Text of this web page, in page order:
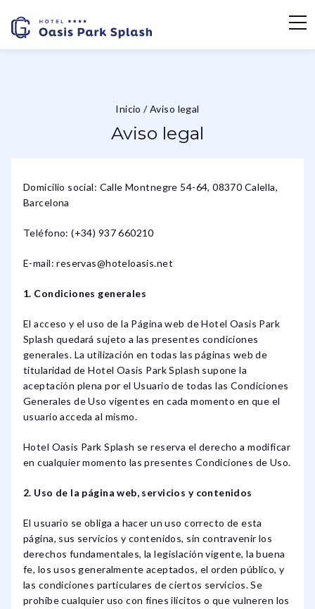
Inicio /Aviso legal
Aviso legal
Domicilio social: Calle Montnegre 54-64, 08370 Calella,
Barcelona
Teléfono: (+34) 937 660210
E-mail: reservas@hoteloasis.net
1. Condiciones generales
El acceso y el uso de la Página web de Hotel Oasis Park
Splash quedará sujeto a las presentes condiciones
generales. La utilización en todas las páginas web de
titularidad de Hotel Oasis Park Splash supone la
aceptación plena por el Usuario de todas las Condiciones
Generales de Uso vigentes en cada momento en que el
usuario acceda al mismo.
Hotel Oasis Park Splash se reserva el derecho a modificar
en cualquier momento las presentes Condiciones de Uso.
2. Uso de la página web, servicios y contenidos
El usuario se obliga a hacer un uso correcto de esta
página, sus servicios y contenidos, sin contravenir los
derechos fundamentales, la legislación vigente, la buena
fe, los usos generalmente aceptados, el orden público, y
las condiciones particulares de ciertos servicios. Se
prohíbe cualquier uso con fines ilícitos o que vulneren los